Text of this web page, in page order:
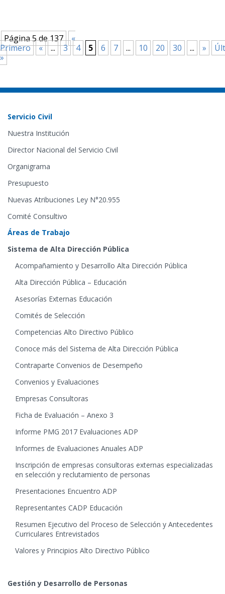
Página 5 de 137
«
Primero
« ... 3 4 5 6 7 ... 10 20 30 ... »
»
Servicio Civil
Nuestra Institución
Director Nacional del Servicio Civil
Organigrama
Presupuesto
Nuevas Atribuciones Ley N°20.955
Comité Consultivo
Áreas de Trabajo
Sistema de Alta Dirección Pública
Acompañamiento y Desarrollo Alta Dirección Pública
Alta Dirección Pública – Educación
Asesorías Externas Educación
Comités de Selección
Competencias Alto Directivo Público
Conoce más del Sistema de Alta Dirección Pública
Contraparte Convenios de Desempeño
Convenios y Evaluaciones
Empresas Consultoras
Ficha de Evaluación – Anexo 3
Informe PMG 2017 Evaluaciones ADP
Informes de Evaluaciones Anuales ADP
Inscripción de empresas consultoras externas especializadas
en selección y reclutamiento de personas
Presentaciones Encuentro ADP
Representantes CADP Educación
Resumen Ejecutivo del Proceso de Selección y Antecedentes
Curriculares Entrevistados
Valores y Principios Alto Directivo Público
Gestión y Desarrollo de Personas